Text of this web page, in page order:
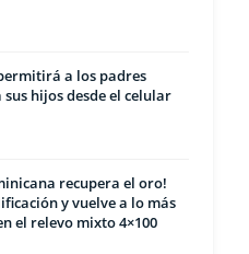
a los padres
hijos desde el celular
recupera el oro!
y vuelve a lo más
el relevo mixto 4×100